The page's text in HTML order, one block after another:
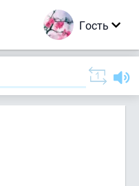
Гость